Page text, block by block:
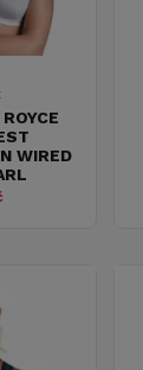
WIRED